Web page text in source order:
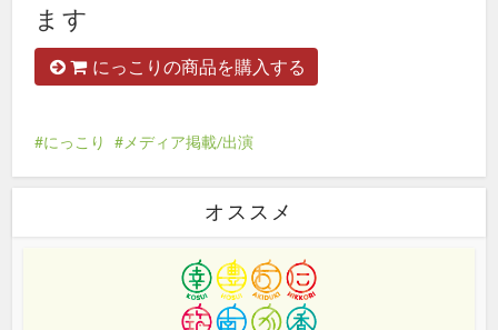
ます
にっこりの商品を購入する
にっこり メディア掲載/出演
オススメ